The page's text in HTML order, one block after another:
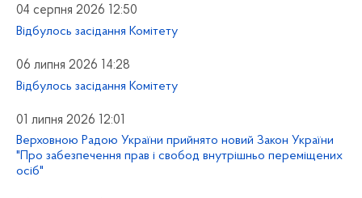
04 серпня 2026 12:50
Відбулось засідання Комітету
06 липня 2026 14:28
Відбулось засідання Комітету
01 липня 2026 12:01
Верховною Радою України прийнято новий Закон України
"Про забезпечення прав і свобод внутрішньо переміщених
осіб"